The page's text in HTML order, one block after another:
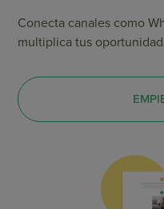
Conecta canales como
multiplica tus